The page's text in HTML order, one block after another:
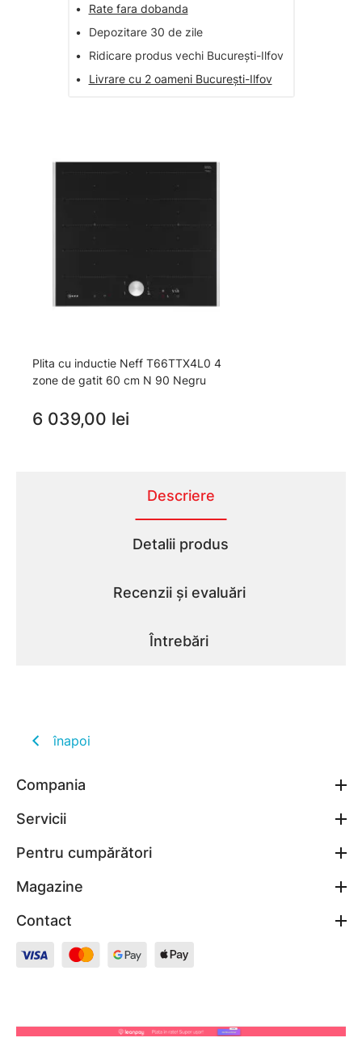
•
Rate fara dobanda
•
Depozitare 30 de zile
•
Ridicare produs vechi București-Ilfov
•
Livrare cu 2 oameni București-Ilfov
Plita cu inductie Neff T66TTX4L0 4
zone de gatit 60 cm N 90 Negru
6 039,00 lei
Descriere
Detalii produs
Recenzii și evaluări
Întrebări
înapoi
Compania
Servicii
Pentru cumpărători
Magazine
Contact